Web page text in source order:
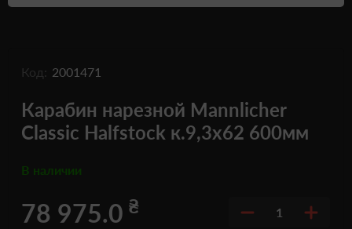
Код: 2001471
Карабин нарезной Mannlicher
Classic Halfstock к.9,3x62 600мм
В наличии
78 975.0 ₴ 1